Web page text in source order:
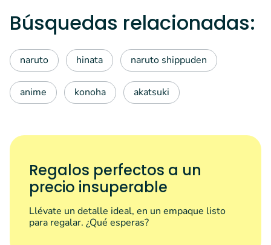
Búsquedas relacionadas:
naruto hinata naruto shippuden
anime konoha akatsuki
Regalos perfectos a un
precio insuperable
Llévate un detalle ideal, en un empaque listo
para regalar. ¿Qué esperas?